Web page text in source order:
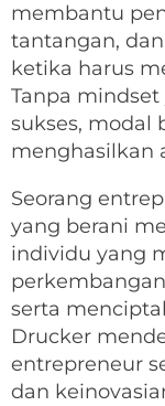
membantu
tantangan,
ketika harus
Tanpa
sukses, modal
menghasilkan
Seorang
yang berani
individu yang
serta
Drucker
entrepreneur
dan